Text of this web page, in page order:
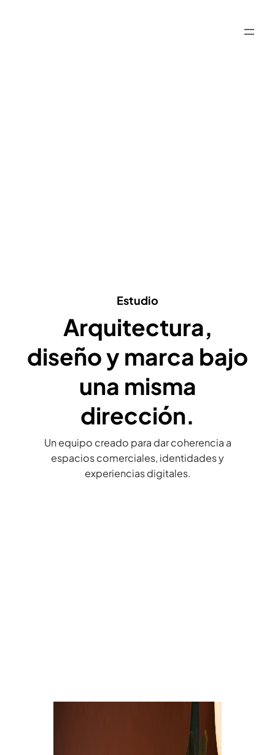
Estudio
Arquitectura,
diseño y marca bajo
una misma
dirección.
Un equipo creado para dar coherencia a
espacios comerciales, identidades y
experiencias digitales.